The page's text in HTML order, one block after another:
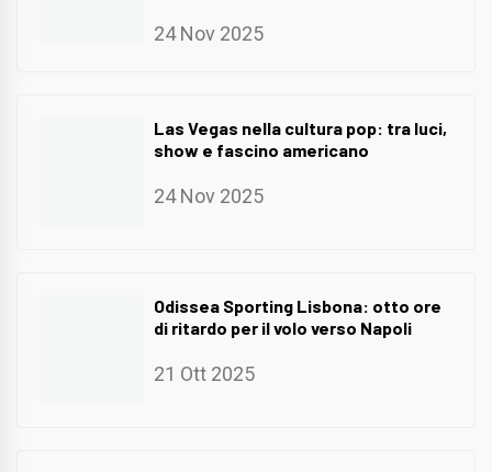
24 Nov 2025
Las Vegas nella cultura pop: tra luci,
show e fascino americano
24 Nov 2025
Odissea Sporting Lisbona: otto ore
di ritardo per il volo verso Napoli
21 Ott 2025